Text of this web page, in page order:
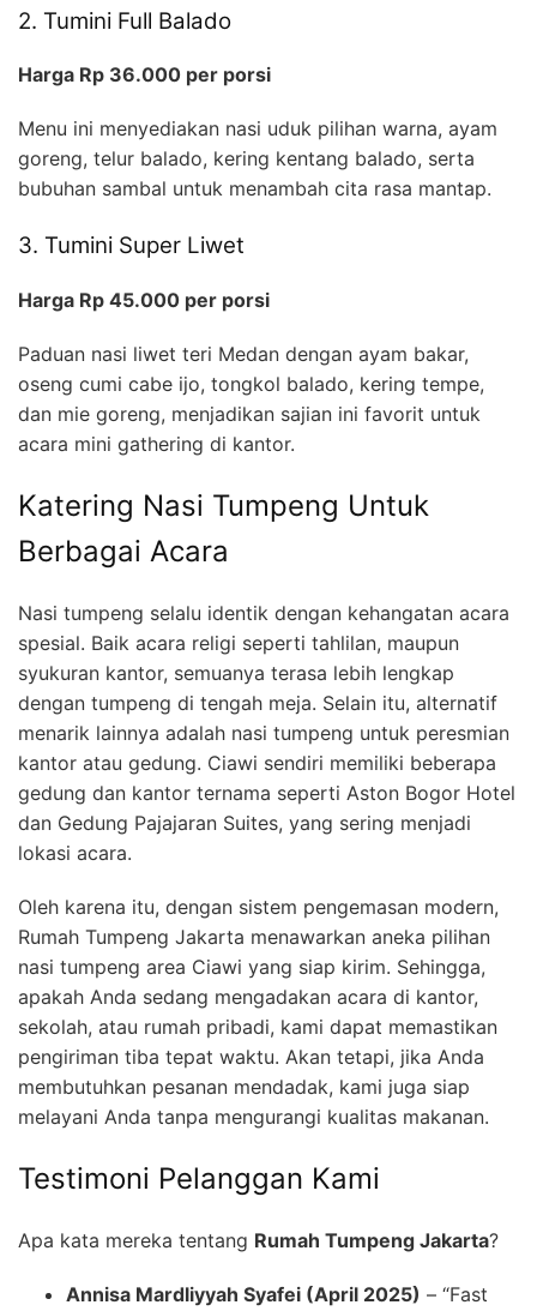
2. Tumini Full Balado
Harga Rp 36.000 per porsi
Menu ini menyediakan nasi uduk pilihan warna, ayam
goreng, telur balado, kering kentang balado, serta
bubuhan sambal untuk menambah cita rasa mantap.
3. Tumini Super Liwet
Harga Rp 45.000 per porsi
Paduan nasi liwet teri Medan dengan ayam bakar,
oseng cumi cabe ijo, tongkol balado, kering tempe,
dan mie goreng, menjadikan sajian ini favorit untuk
acara mini gathering di kantor.
Katering Nasi Tumpeng Untuk
Berbagai Acara
Nasi tumpeng selalu identik dengan kehangatan acara
spesial. Baik acara religi seperti tahlilan, maupun
syukuran kantor, semuanya terasa lebih lengkap
dengan tumpeng di tengah meja. Selain itu, alternatif
menarik lainnya adalah nasi tumpeng untuk peresmian
kantor atau gedung. Ciawi sendiri memiliki beberapa
gedung dan kantor ternama seperti Aston Bogor Hotel
dan Gedung Pajajaran Suites, yang sering menjadi
lokasi acara.
Oleh karena itu, dengan sistem pengemasan modern,
Rumah Tumpeng Jakarta menawarkan aneka pilihan
nasi tumpeng area Ciawi yang siap kirim. Sehingga,
apakah Anda sedang mengadakan acara di kantor,
sekolah, atau rumah pribadi, kami dapat memastikan
pengiriman tiba tepat waktu. Akan tetapi, jika Anda
membutuhkan pesanan mendadak, kami juga siap
melayani Anda tanpa mengurangi kualitas makanan.
Testimoni Pelanggan Kami
Apa kata mereka tentang Rumah Tumpeng Jakarta?
Annisa Mardliyyah Syafei (April 2025) – “Fast